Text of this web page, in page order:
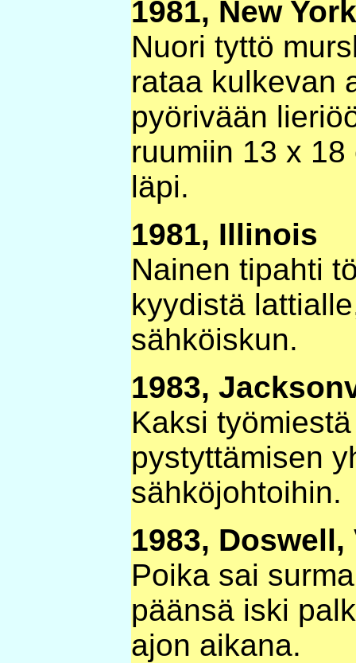
1981, New York
Nuori tyttö
rataa kulkevan
pyörivään
ruumiin 13 x
läpi.
1981, Illinois
Nainen tipahti
kyydistä
sähköiskun.
1983,
Kaksi
pystyttämisen
sähköjohtoihin.
1983,
Poika sai
päänsä iski
ajon aikana.